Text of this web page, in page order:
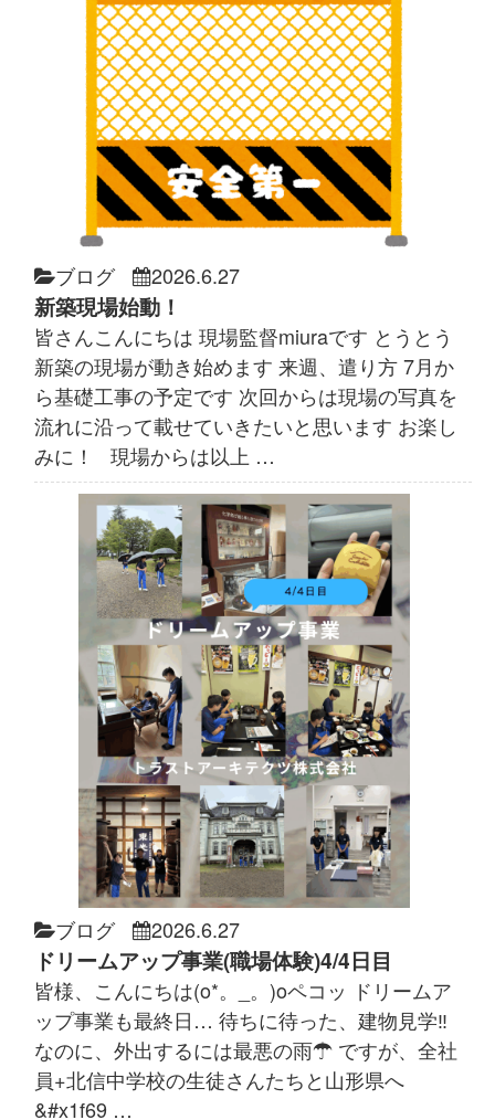
ブログ 2026.6.27
新築現場始動！
皆さんこんにちは 現場監督miuraです とうとう
新築の現場が動き始めます 来週、遣り方 7月か
ら基礎工事の予定です 次回からは現場の写真を
流れに沿って載せていきたいと思います お楽し
みに！ 現場からは以上 …
ブログ 2026.6.27
ドリームアップ事業(職場体験)4/4日目
皆様、こんにちは(o*。_。)oペコッ ドリームア
ップ事業も最終日… 待ちに待った、建物見学‼
なのに、外出するには最悪の雨☂ ですが、全社
員+北信中学校の生徒さんたちと山形県へ
&#x1f69 …